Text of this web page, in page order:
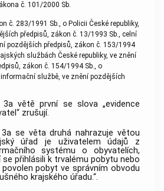
č. 101/2000 Sb.
č. 283/1991 Sb., o Policii České republiky,
předpisů, zákon č. 13/1993 Sb., celní
pozdějších předpisů, zákon č. 153/1994
službách České republiky, ve znění
zákon č. 154/1994 Sb., o
službě, ve znění pozdějších
větě první se slova „evidence
zrušují.
se věta druhá nahrazuje větou
úřad je uživatelem údajů z
systému o obyvatelích,
se přihlásili k trvalému pobytu nebo
povolen pobyt ve správním obvodu
krajského úřadu.“.